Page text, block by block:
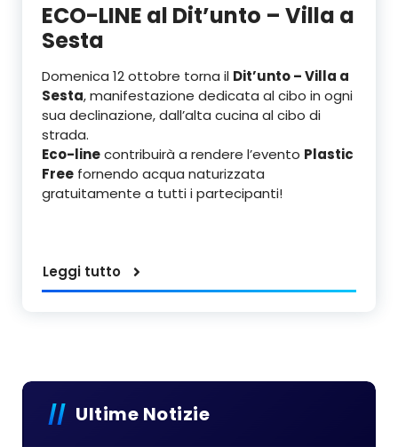
ECO-LINE al Dit’unto – Villa a
Sesta
Domenica 12 ottobre torna il Dit’unto – Villa a
Sesta, manifestazione dedicata al cibo in ogni
sua declinazione, dall’alta cucina al cibo di
strada.
Eco-linecontribuirà a rendere l’evento Plastic
Free fornendo acqua naturizzata
gratuitamente a tutti i partecipanti!
Leggi tutto
Ultime Notizie